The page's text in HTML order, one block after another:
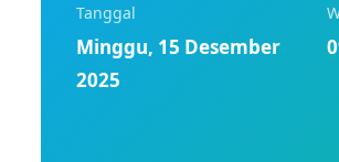
Tanggal
Minggu, 15 Desember
2025